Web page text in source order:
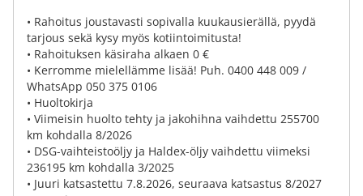
• Rahoitus joustavasti sopivalla kuukausierällä, pyydä
tarjous sekä kysy myös kotiintoimitusta!
• Rahoituksen käsiraha alkaen 0 €
• Kerromme mielellämme lisää! Puh. 0400 448 009 /
WhatsApp 050 375 0106
• Huoltokirja
• Viimeisin huolto tehty ja jakohihna vaihdettu 255700
km kohdalla 8/2026
• DSG-vaihteistoöljy ja Haldex-öljy vaihdettu viimeksi
236195 km kohdalla 3/2025
• Juuri katsastettu 7.8.2026, seuraava katsastus 8/2027